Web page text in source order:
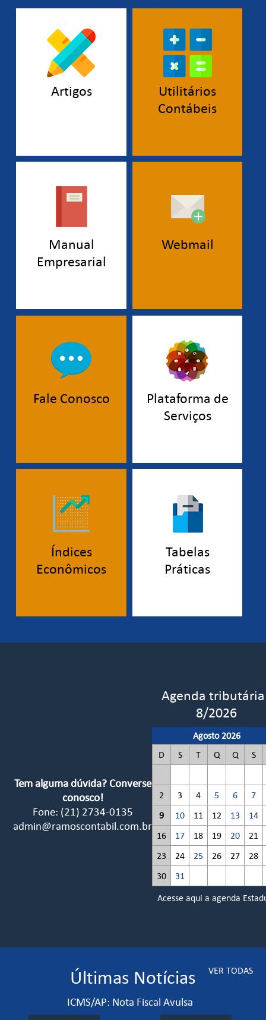
Artigos
Utilitários
Contábeis
Manual
Empresarial
Webmail
Fale Conosco
Plataforma de
Serviços
Índices
Econômicos
Tabelas
Práticas
Tem alguma dúvida? Converse
conosco!
Fone: (21) 2734-0135
admin@ramoscontabil.com.br
Agenda
8/2026
Agosto 2026
D
S T Q Q S
2 3 4 5 6
7
9
10 11 12 13
14
16
17 18 19 20
21
23
24 25 26 27
28
30
31
Acesse aqui a agenda
Últimas Notícias VER TODAS
Reforma Tributária: Receita Federal e CGIBS
esclarecem adiamento das regras de validação dos
Veja mais
ICMS/AP: Nota Fiscal Avulsa